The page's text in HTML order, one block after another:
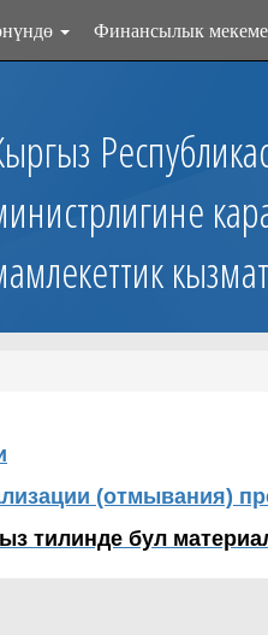
Финансылык
(отмывания)
тилинде бул